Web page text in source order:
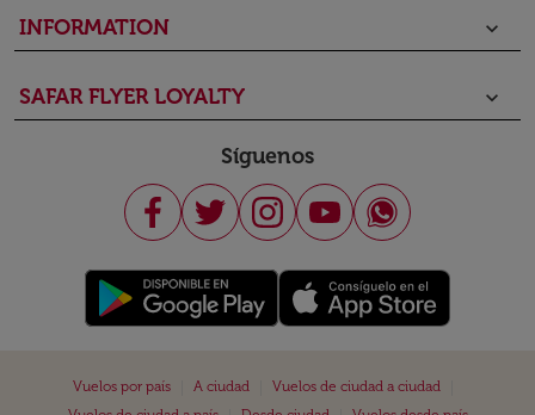
INFORMATION keyboard_arrow_down
SAFAR FLYER LOYALTY keyboard_arrow_down
Síguenos
Vuelos por país A ciudad Vuelos de ciudad a ciudad